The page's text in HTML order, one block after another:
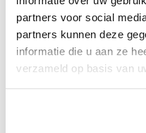
partners voor social
partners kunnen deze
informatie die u aan ze
verzameld op basis van